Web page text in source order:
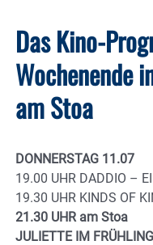
Das Kino-
Wochenende
am Stoa
DONNERSTAG 11.07
19.00 UHR DADDIO –
19.30 UHR KINDS OF
21.30 UHR am Stoa
JULIETTE IM FRÜHLING